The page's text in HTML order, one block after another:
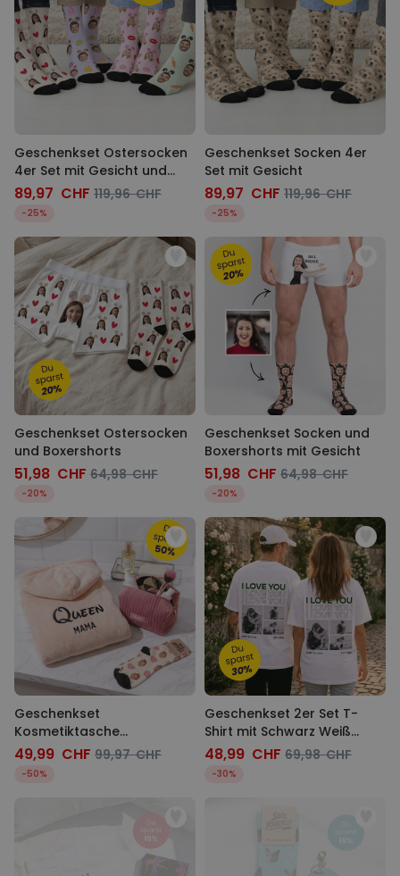
Personalisierbar
Personalisierbarer Bierkrug
mit Logo und Gesicht
über 71.100
mal gekauft
24,99 CHF
Personalisierbares Handtuch
mit Monogramm
gekauft
39,99 CHF
Personalisierbares Handtuch
mit Getränken und Spruch
über 10.000
mal gekauft
39,99 CHF
Geschenkset Ostersocken
4er Set mit Gesicht und
Hasenohren
89,97 CHF 119,96 CHF
-25%
Geschenkset Socken 4er
Set mit Gesicht
89,97 CHF 119,96 CHF
-25%
Geschenkset Ostersocken
und Boxershorts
51,98 CHF 64,98 CHF
-20%
Geschenkset Socken und
Boxershorts mit Gesicht
51,98 CHF 64,98 CHF
-20%
Geschenkset
Kosmetiktasche
Bademantel und Socken
49,99 CHF 99,97 CHF
-50%
Geschenkset 2er Set T-
Shirt mit Schwarz Weiß
Fotos und Text
48,99 CHF 69,98 CHF
-30%